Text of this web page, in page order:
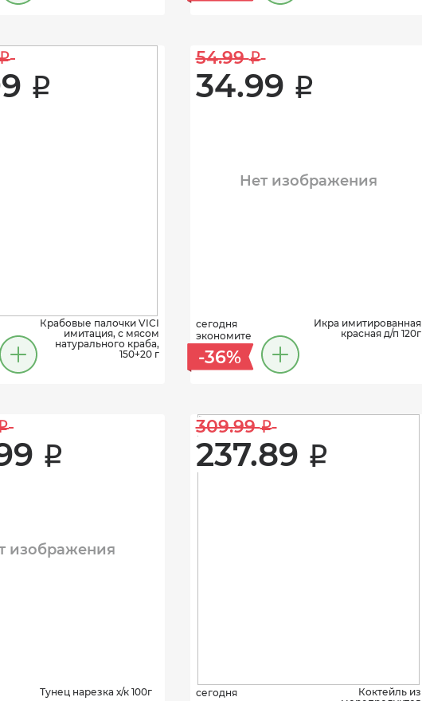
i
Крабовые палочки VICI
имитация, с мясом
натурального краба,
150+20 г
54.99 i
34.99 i
Нет изображения
сегодня
экономите
-36%
Икра имитированная
красная д/п 120г
i
изображения
Тунец нарезка х/к 100г
309.99 i
237.89 i
сегодня
Коктейль из